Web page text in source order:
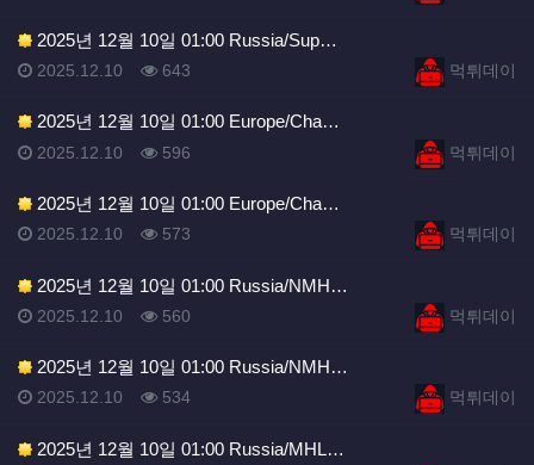
2025년 12월 10일 01:00 Russia/Sup…
등록자먹튀데이
등록일
2025.12.10 조회
643
2025년 12월 10일 01:00 Europe/Cha…
등록자먹튀데이
등록일
2025.12.10 조회
596
2025년 12월 10일 01:00 Europe/Cha…
등록자먹튀데이
등록일
2025.12.10 조회
573
2025년 12월 10일 01:00 Russia/NMH…
등록자먹튀데이
등록일
2025.12.10 조회
560
2025년 12월 10일 01:00 Russia/NMH…
등록자먹튀데이
등록일
2025.12.10 조회
534
2025년 12월 10일 01:00 Russia/MHL…